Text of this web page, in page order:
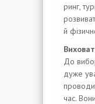
ринг,
й
До
дуже
час.